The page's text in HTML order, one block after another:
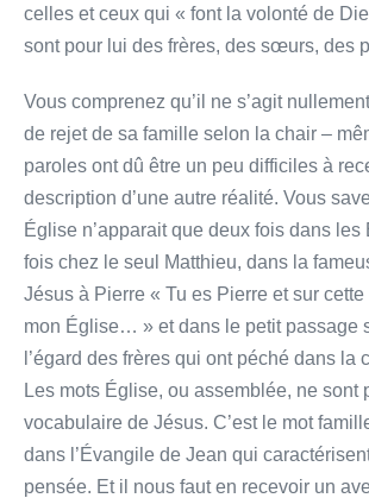
celles et ceux qui « font la volonté de
sont pour lui des frères, des sœurs, des
Vous comprenez qu’il ne s’agit
de rejet de sa famille selon la chair –
paroles ont dû être un peu difficiles à
description d’une autre réalité. Vous
Église n’apparait que deux fois dans
fois chez le seul Matthieu, dans la
Jésus à Pierre « Tu es Pierre et sur
mon Église… » et dans le petit passage
l’égard des frères qui ont péché dans la
Les mots Église, ou assemblée, ne sont
vocabulaire de Jésus. C’est le mot
dans l’Évangile de Jean qui
pensée. Et il nous faut en recevoir un